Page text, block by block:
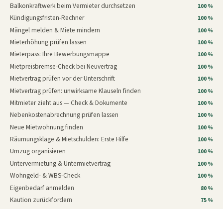
Balkonkraftwerk beim Vermieter durchsetzen 100 %
Kündigungsfristen-Rechner 100 %
Mängel melden & Miete mindern 100 %
Mieterhöhung prüfen lassen 100 %
Mieterpass: Ihre Bewerbungsmappe 100 %
Mietpreisbremse-Check bei Neuvertrag 100 %
Mietvertrag prüfen vor der Unterschrift 100 %
Mietvertrag prüfen: unwirksame Klauseln finden 100 %
Mitmieter zieht aus — Check & Dokumente 100 %
Nebenkostenabrechnung prüfen lassen 100 %
Neue Mietwohnung finden 100 %
Räumungsklage & Mietschulden: Erste Hilfe 100 %
Umzug organisieren 100 %
Untervermietung & Untermietvertrag 100 %
Wohngeld- & WBS-Check 100 %
Eigenbedarf anmelden 80 %
Kaution zurückfordern 75 %